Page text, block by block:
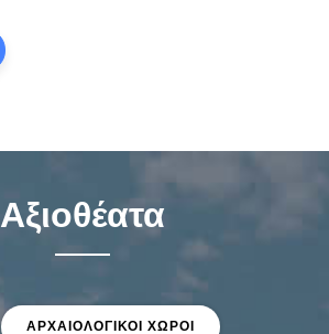
Αξιοθέατα
ΑΡΧΑΙΟΛΟΓΙΚΟΙ ΧΩΡΟΙ